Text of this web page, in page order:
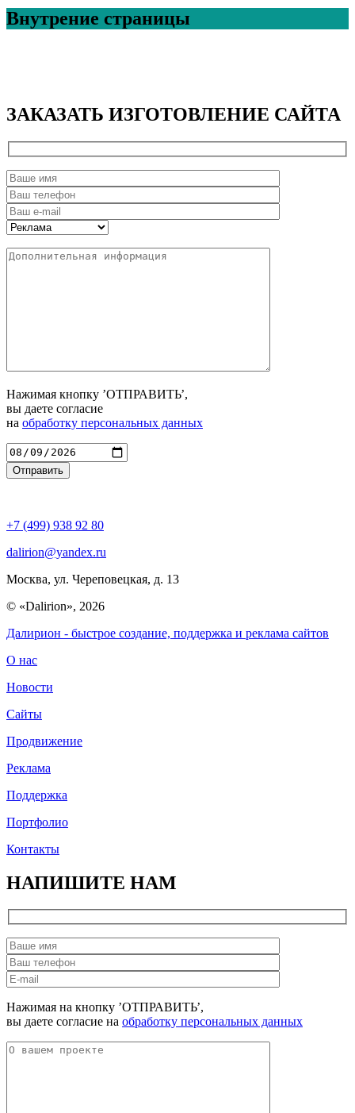
Внутрение страницы
ЗАКАЗАТЬ ИЗГОТОВЛЕНИЕ САЙТА
Нажимая кнопку ’ОТПРАВИТЬ’,
вы даете согласие
на обработку персональных данных
+7 (499) 938 92 80
dalirion@yandex.ru
Москва, ул. Череповецкая, д. 13
© «Dalirion», 2026
Далирион - быстрое создание, поддержка и реклама сайтов
О нас
Новости
Сайты
Продвижение
Реклама
Поддержка
Портфолио
Контакты
НАПИШИТЕ НАМ
Нажимая на кнопку ’ОТПРАВИТЬ’,
вы даете согласие на обработку персональных данных